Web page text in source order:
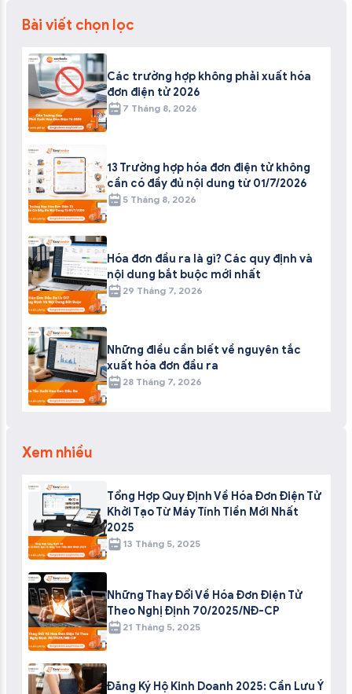
Bài viết chọn lọc
Các trường hợp không phải xuất hóa
đơn điện tử 2026
7 Tháng 8, 2026
13 Trường hợp hóa đơn điện tử không
cần có đầy đủ nội dung từ 01/7/2026
5 Tháng 8, 2026
Hóa đơn đầu ra là gì? Các quy định và
nội dung bắt buộc mới nhất
29 Tháng 7, 2026
Những điều cần biết về nguyên tắc
xuất hóa đơn đầu ra
28 Tháng 7, 2026
Xem nhiều
Tổng Hợp Quy Định Về Hóa Đơn Điện Tử
Khởi Tạo Từ Máy Tính Tiền Mới Nhất
2025
13 Tháng 5, 2025
Những Thay Đổi Về Hóa Đơn Điện Tử
Theo Nghị Định 70/2025/NĐ-CP
21 Tháng 5, 2025
Đăng Ký Hộ Kinh Doanh 2025: Cần Lưu Ý